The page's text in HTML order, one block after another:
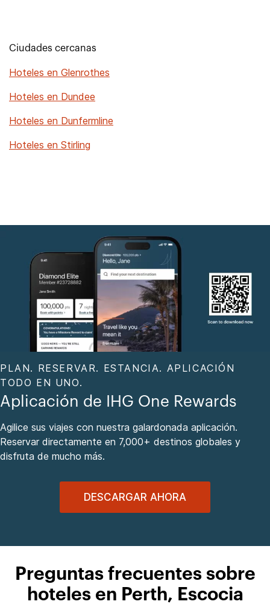
Ciudades cercanas
Hoteles en Glenrothes
Hoteles en Dundee
Hoteles en Dunfermline
Hoteles en Stirling
PLAN. RESERVAR. ESTANCIA. APLICACIÓN
TODO EN UNO.
Aplicación de IHG One Rewards
Agilice sus viajes con nuestra galardonada aplicación.
Reservar directamente en 7,000+ destinos globales y
disfruta de mucho más.
DESCARGAR AHORA
Preguntas frecuentes sobre
hoteles en Perth, Escocia